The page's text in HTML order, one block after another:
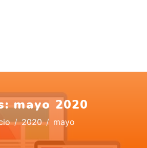
mayo 2020
2020 mayo